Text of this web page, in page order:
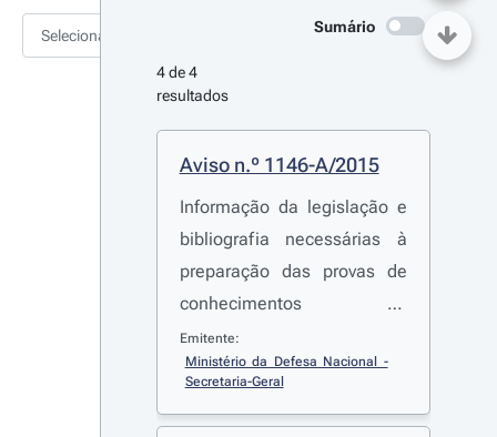
Selecionar Sumário
4 de 4
resultados
Aviso n.º 1146-A/2015
Informação da legislação e
bibliografia necessárias à
preparação das provas de
conhecimentos do
procedimento concursal
comum aberto através do
publicado no Diário da
Emitente:
Ministério da Defesa Nacional -
Secretaria-Geral